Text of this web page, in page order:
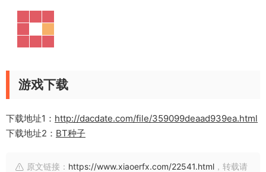
游戏下载
下载地址1： http://dacdate.com/file/359099deaad939ea.html
下载地址2： BT种子
原文链接： https://www.xiaoerfx.com/22541.html ，转载请